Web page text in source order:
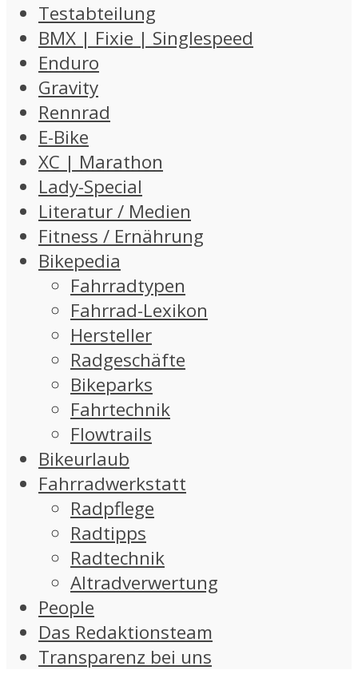
Testabteilung
BMX | Fixie | Singlespeed
Enduro
Gravity
Rennrad
E-Bike
XC | Marathon
Lady-Special
Literatur / Medien
Fitness / Ernährung
Bikepedia
Fahrradtypen
Fahrrad-Lexikon
Hersteller
Radgeschäfte
Bikeparks
Fahrtechnik
Flowtrails
Bikeurlaub
Fahrradwerkstatt
Radpflege
Radtipps
Radtechnik
Altradverwertung
People
Das Redaktionsteam
Transparenz bei uns